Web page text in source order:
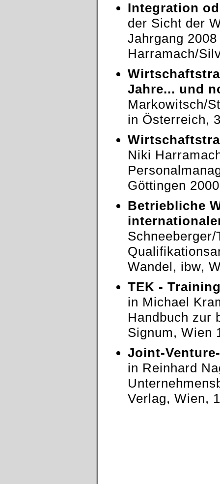
Integration
der Sicht der
Jahrgang
Harramach/
Jahre... und
Markowitsch/
in Österreich,
Niki
Göttingen 2000
Betriebliche
Wandel, ibw,
TEK -
in Michael
Handbuch zur
Signum, Wien
Joint-
in Reinhard
Verlag, Wien,